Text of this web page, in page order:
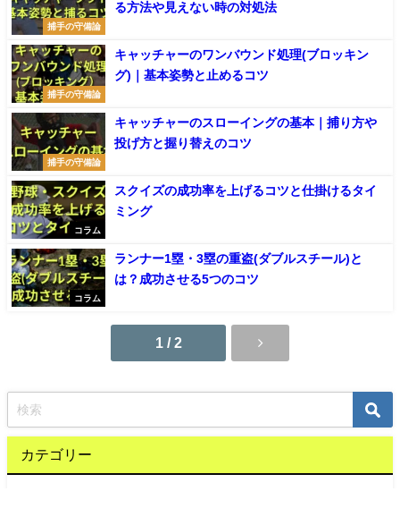
捕手の守備論
る方法や見えない時の対処法
捕手の守備論
キャッチャーのワンバウンド処理(ブロッキン
グ)｜基本姿勢と止めるコツ
捕手の守備論
キャッチャーのスローイングの基本｜捕り方や
投げ方と握り替えのコツ
コラム
スクイズの成功率を上げるコツと仕掛けるタイ
ミング
コラム
ランナー1塁・3塁の重盗(ダブルスチール)と
は？成功させる5つのコツ
1 / 2
カテゴリー